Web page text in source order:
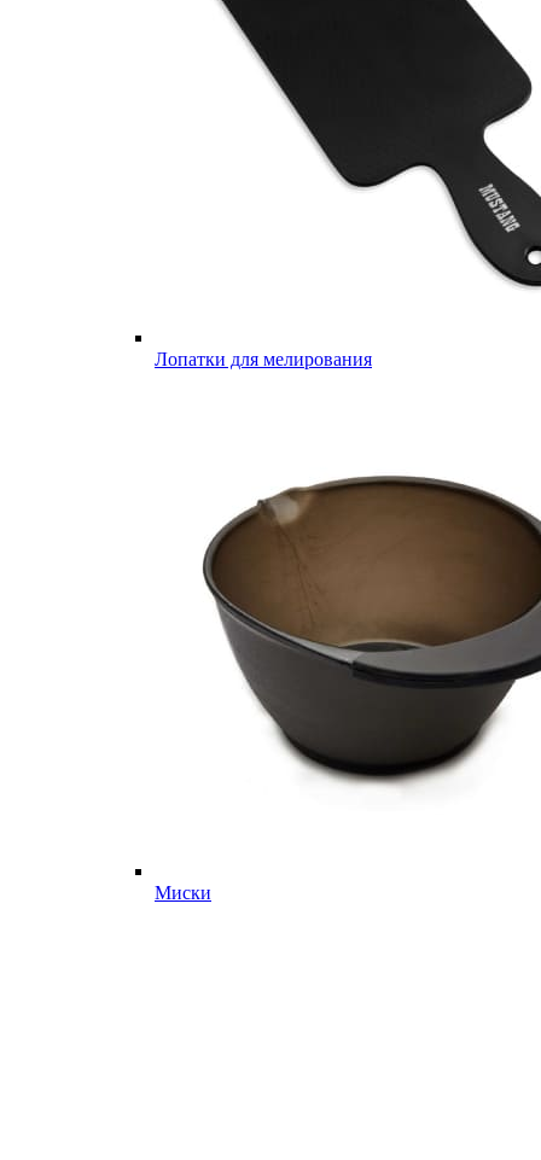
Лопатки для мелирования
Миски